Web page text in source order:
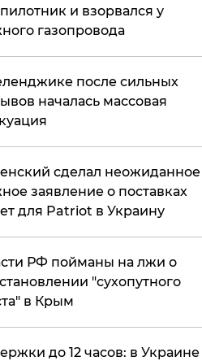
и взорвался у
газопровода
после сильных
началась массовая
сделал неожиданное
заявление о поставках
для Patriot в Украину
РФ пойманы на лжи о
"сухопутного
в Крым
до 12 часов: в Украине